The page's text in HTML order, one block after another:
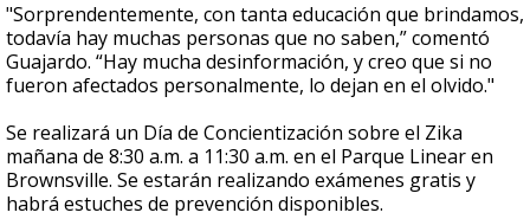
"Sorprendentemente, con tanta educación que brindamos,
todavía hay muchas personas que no saben,” comentó
Guajardo. “Hay mucha desinformación, y creo que si no
fueron afectados personalmente, lo dejan en el olvido."
Se realizará un Día de Concientización sobre el Zika
mañana de 8:30 a.m. a 11:30 a.m. en el Parque Linear en
Brownsville. Se estarán realizando exámenes gratis y
habrá estuches de prevención disponibles.